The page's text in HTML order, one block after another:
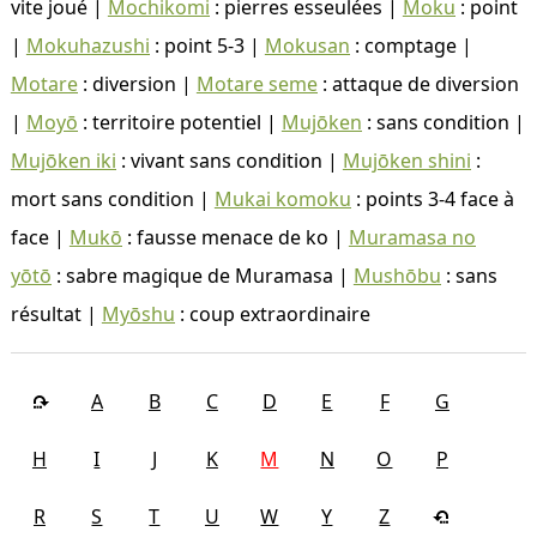
vite joué | Mochikomi : pierres esseulées | Moku : point
| Mokuhazushi : point 5-3 | Mokusan : comptage |
Motare: diversion | Motare seme: attaque de diversion
| Moyō : territoire potentiel | Mujōken : sans condition |
Mujōken iki : vivant sans condition | Mujōken shini :
mort sans condition | Mukai komoku : points 3-4 face à
face | Mukō : fausse menace de ko | Muramasa no
yōtō : sabre magique de Muramasa | Mushōbu : sans
résultat | Myōshu : coup extraordinaire
A B C D E F G
H I J K M N O P
R S T U W Y Z